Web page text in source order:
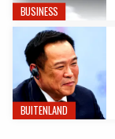
BUSINESS
BUITENLAND